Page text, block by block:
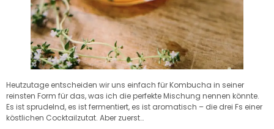
Heutzutage entscheiden wir uns einfach für Kombucha in seiner
reinsten Form für das, was ich die perfekte Mischung nennen könnte.
Es ist sprudelnd, es ist fermentiert, es ist aromatisch – die drei Fs einer
köstlichen Cocktailzutat. Aber zuerst…